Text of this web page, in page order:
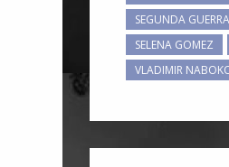
SEGUNDA
SELENA GOMEZ
VLADIMIR